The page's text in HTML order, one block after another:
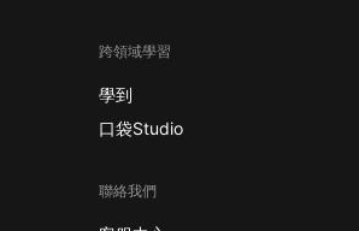
跨領域學習
學到
口袋Studio
聯絡我們